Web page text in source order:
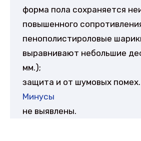
форма пола сохраняется
повышенного
пенополистироловые
выравнивают небольшие
мм.);
защита и от шумовых помех.
Минусы
не выявлены.